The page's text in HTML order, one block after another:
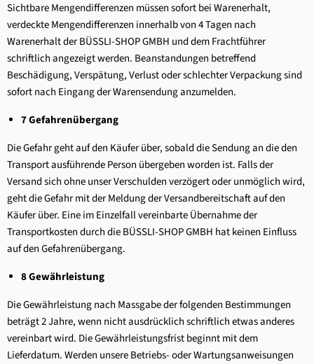
Sichtbare Mengendifferenzen müssen sofort bei Warenerhalt,
verdeckte Mengendifferenzen innerhalb von 4 Tagen nach
Warenerhalt der BÜSSLI-SHOP GMBH und dem Frachtführer
schriftlich angezeigt werden. Beanstandungen betreffend
Beschädigung, Verspätung, Verlust oder schlechter Verpackung sind
sofort nach Eingang der Warensendung anzumelden.
7 Gefahrenübergang
Die Gefahr geht auf den Käufer über, sobald die Sendung an die den
Transport ausführende Person übergeben worden ist. Falls der
Versand sich ohne unser Verschulden verzögert oder unmöglich wird,
geht die Gefahr mit der Meldung der Versandbereitschaft auf den
Käufer über. Eine im Einzelfall vereinbarte Übernahme der
Transportkosten durch die BÜSSLI-SHOP GMBH hat keinen Einfluss
auf den Gefahrenübergang.
8 Gewährleistung
Die Gewährleistung nach Massgabe der folgenden Bestimmungen
beträgt 2 Jahre, wenn nicht ausdrücklich schriftlich etwas anderes
vereinbart wird. Die Gewährleistungsfrist beginnt mit dem
Lieferdatum. Werden unsere Betriebs- oder Wartungsanweisungen